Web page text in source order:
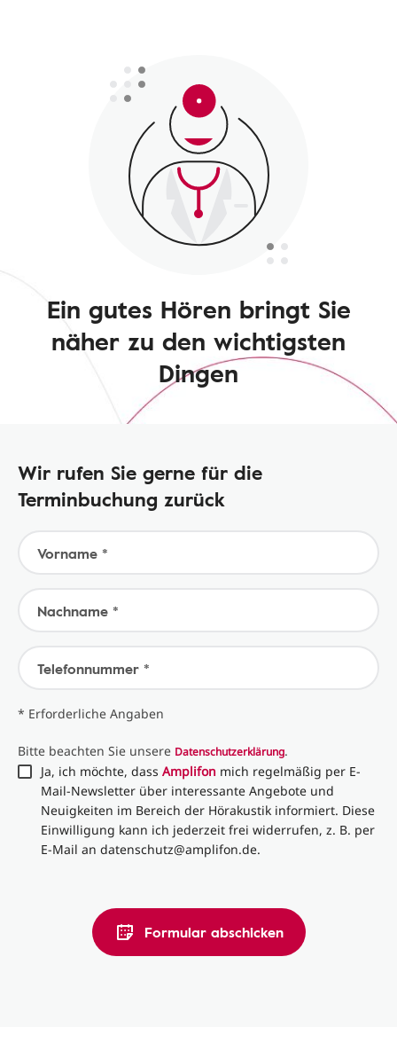
Ein gutes Hören bringt Sie
näher zu den wichtigsten
Dingen
Wir rufen Sie gerne für die
Terminbuchung zurück
Vorname *
Nachname *
Telefonnummer *
* Erforderliche Angaben
Bitte beachten Sie unsere Datenschutzerklärung.
Ja, ich möchte, dass Amplifon mich regelmäßig per E-
Mail-Newsletter über interessante Angebote und
Neuigkeiten im Bereich der Hörakustik informiert. Diese
Einwilligung kann ich jederzeit frei widerrufen, z. B. per
E-Mail an datenschutz@amplifon.de.
Formular abschicken